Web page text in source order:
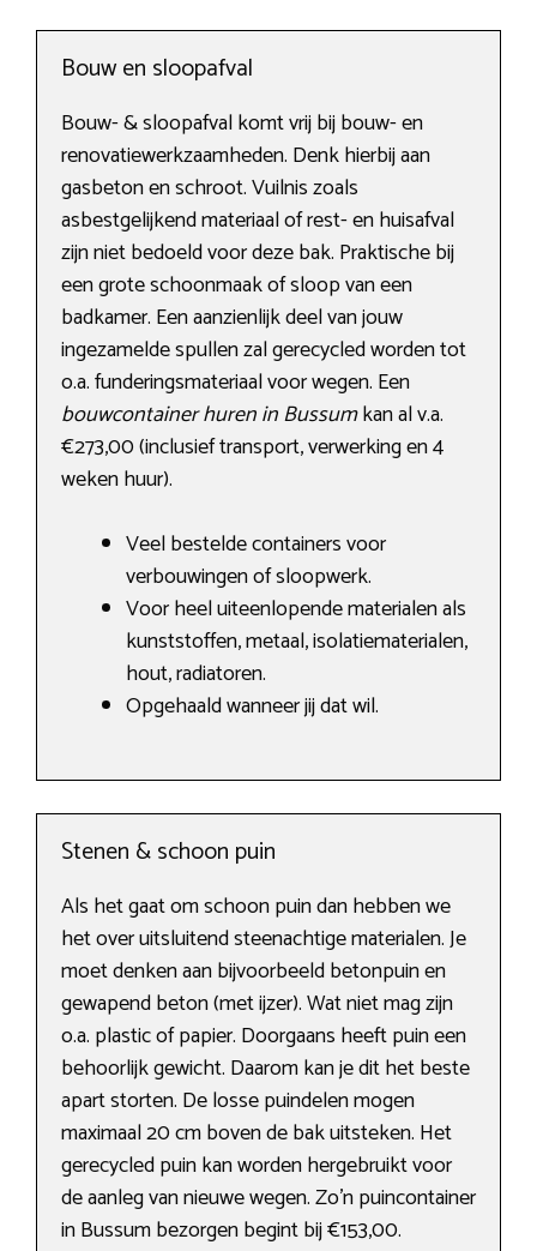
Bouw en sloopafval
Bouw- & sloopafval komt vrij bij bouw- en
renovatiewerkzaamheden. Denk hierbij aan
gasbeton en schroot. Vuilnis zoals
asbestgelijkend materiaal of rest- en huisafval
zijn niet bedoeld voor deze bak. Praktische bij
een grote schoonmaak of sloop van een
badkamer. Een aanzienlijk deel van jouw
ingezamelde spullen zal gerecycled worden tot
o.a. funderingsmateriaal voor wegen. Een
bouwcontainer huren in Bussumkan al v.a.
€273,00 (inclusief transport, verwerking en 4
weken huur).
Veel bestelde containers voor
verbouwingen of sloopwerk.
Voor heel uiteenlopende materialen als
kunststoffen, metaal, isolatiematerialen,
hout, radiatoren.
Opgehaald wanneer jij dat wil.
Stenen & schoon puin
Als het gaat om schoon puin dan hebben we
het over uitsluitend steenachtige materialen. Je
moet denken aan bijvoorbeeld betonpuin en
gewapend beton (met ijzer). Wat niet mag zijn
o.a. plastic of papier. Doorgaans heeft puin een
behoorlijk gewicht. Daarom kan je dit het beste
apart storten. De losse puindelen mogen
maximaal 20 cm boven de bak uitsteken. Het
gerecycled puin kan worden hergebruikt voor
de aanleg van nieuwe wegen. Zo’n puincontainer
in Bussum bezorgen begint bij €153,00.